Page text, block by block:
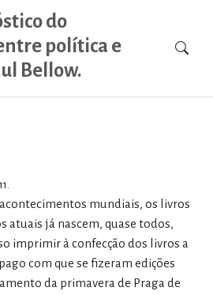
do
política e
Bellow.
mundiais, os livros
atuais já nascem, quase todos,
imprimir à confecção dos livros a
com que se fizeram edições
da primavera de Praga de